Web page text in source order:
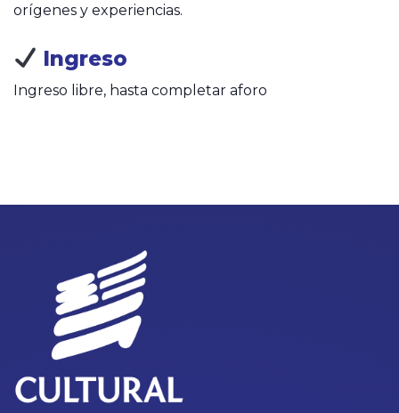
orígenes y experiencias.
Ingreso
Ingreso libre, hasta completar aforo